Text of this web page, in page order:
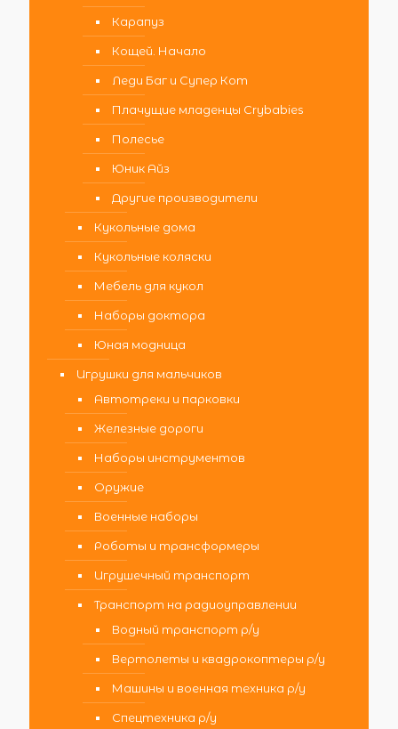
Карапуз
Кощей. Начало
Леди Баг и Супер Кот
Плачущие младенцы Crybabies
Полесье
Юник Айз
Другие производители
Кукольные дома
Кукольные коляски
Мебель для кукол
Наборы доктора
Юная модница
Игрушки для мальчиков
Автотреки и парковки
Железные дороги
Наборы инструментов
Оружие
Военные наборы
Роботы и трансформеры
Игрушечный транспорт
Транспорт на радиоуправлении
Водный транспорт р/у
Вертолеты и квадрокоптеры р/у
Машины и военная техника р/у
Спецтехника р/у